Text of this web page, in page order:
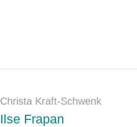
Christa Kraft-Schwenk
Ilse Frapan